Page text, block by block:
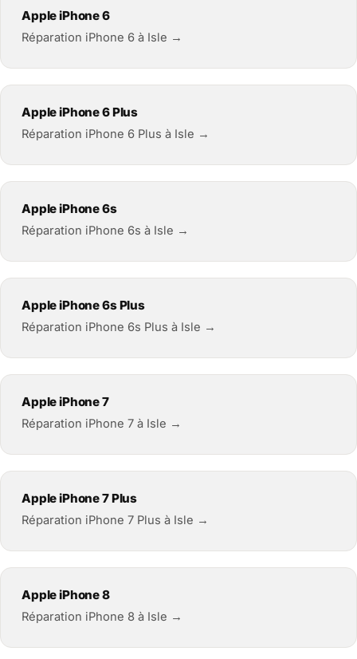
Apple iPhone 6
Réparation iPhone 6 à Isle →
Apple iPhone 6 Plus
Réparation iPhone 6 Plus à Isle →
Apple iPhone 6s
Réparation iPhone 6s à Isle →
Apple iPhone 6s Plus
Réparation iPhone 6s Plus à Isle →
Apple iPhone 7
Réparation iPhone 7 à Isle →
Apple iPhone 7 Plus
Réparation iPhone 7 Plus à Isle →
Apple iPhone 8
Réparation iPhone 8 à Isle →